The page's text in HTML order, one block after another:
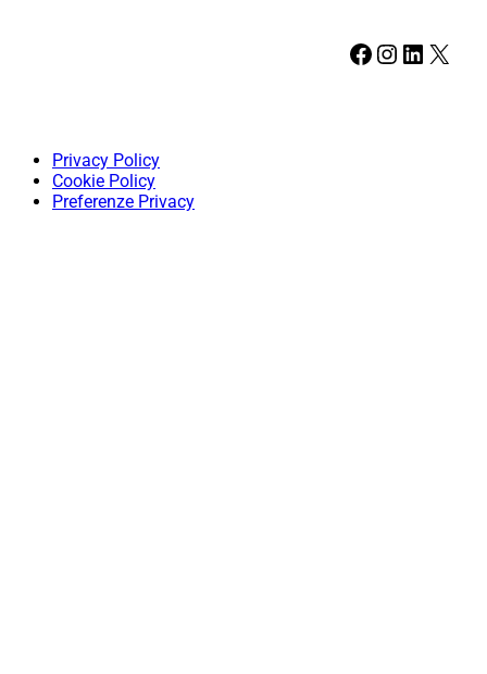
Facebook Instagram LinkedIn X
Privacy Policy
Cookie Policy
Preferenze Privacy